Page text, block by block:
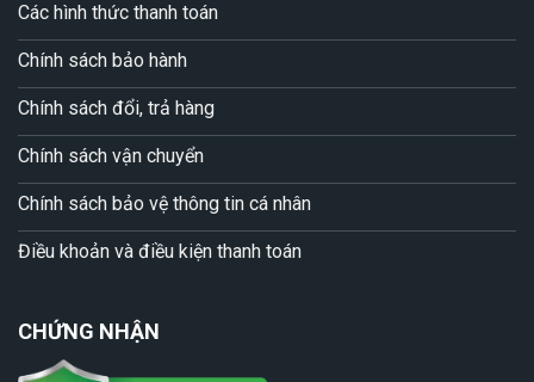
Các hình thức thanh toán
Chính sách bảo hành
Chính sách đổi, trả hàng
Chính sách vận chuyển
Chính sách bảo vệ thông tin cá nhân
Điều khoản và điều kiện thanh toán
CHỨNG NHẬN